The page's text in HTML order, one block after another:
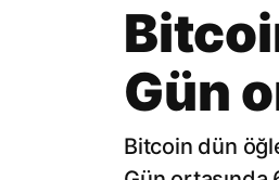
Gün
Bitcoin dün